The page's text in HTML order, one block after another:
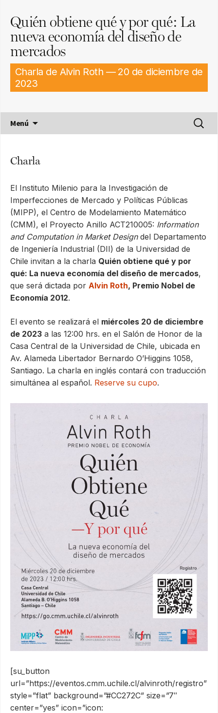
Quién obtiene qué y por qué: La
nueva economía del diseño de
mercados
Charla de Alvin Roth — 20 de diciembre de
2023
Menú
Buscar
por:
Charla
El Instituto Milenio para la Investigación de
Imperfecciones de Mercado y Políticas Públicas
(MIPP), el Centro de Modelamiento Matemático
(CMM), el Proyecto Anillo ACT210005: Information
and Computation in Market Designdel Departamento
de Ingeniería Industrial (DII) de la Universidad de
Chile invitan a la charla Quién obtiene qué y por
qué: La nueva economía del diseño de mercados,
que será dictada por Alvin Roth, Premio Nobel de
Economía 2012.
El evento se realizará el miércoles 20 de diciembre
de 2023 a las 12:00 hrs. en el Salón de Honor de la
Casa Central de la Universidad de Chile, ubicada en
Av. Alameda Libertador Bernardo O’Higgins 1058,
Santiago. La charla en inglés contará con traducción
simultánea al español. Reserve su cupo.
[su_button
url=”https://eventos.cmm.uchile.cl/alvinroth/registro”
style=”flat” background=”#CC272C” size=”7″
center=”yes” icon=”icon: